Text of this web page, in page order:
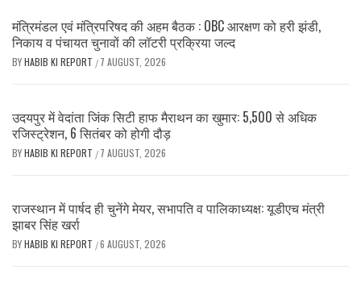
मंत्रिमंडल एवं मंत्रिपरिषद की अहम बैठक : OBC आरक्षण को हरी झंडी,
निकाय व पंचायत चुनावों की लॉटरी प्रक्रिया जल्द
BYHABIB KI REPORT / 7 AUGUST, 2026
उदयपुर में वेदांता जिंक सिटी हाफ मैराथन का खुमार: 5,500 से अधिक
रजिस्ट्रेशन, 6 सितंबर को होगी दौड़
BYHABIB KI REPORT / 7 AUGUST, 2026
राजस्थान में पार्षद ही चुनेंगे मेयर, सभापति व पालिकाध्यक्ष: यूडीएच मंत्री
झाबर सिंह खर्रा
BYHABIB KI REPORT /6 AUGUST, 2026